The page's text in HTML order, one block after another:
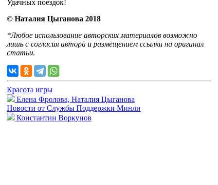
Удачных поездок!
© Наталия Цыганова 2018
*Любое использование авторских материалов возможно
лишь с согласия автора и размещением ссылки на оригинал
статьи.
Красота игры
Елена Фролова, Наталия Цыганова
Новости от Службы Поддержки Минли
Константин Воркунов